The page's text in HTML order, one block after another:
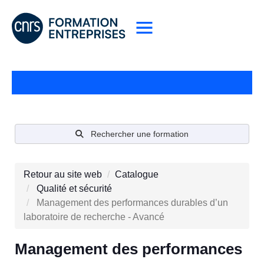
Rechercher une formation
Retour au site web
Catalogue
Qualité et sécurité
Management des performances durables d’un
laboratoire de recherche - Avancé
Management des performances